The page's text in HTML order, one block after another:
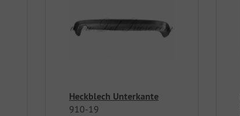
Heckblech Unterkante
910-19